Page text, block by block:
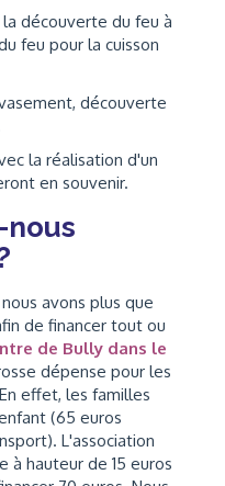
découverte du feu à
feu pour la cuisson
découverte
la réalisation d'un
en souvenir.
nous
avons plus que
de financer tout ou
de Bully dans le
dépense pour les
effet, les familles
(65 euros
L'association
à hauteur de 15 euros